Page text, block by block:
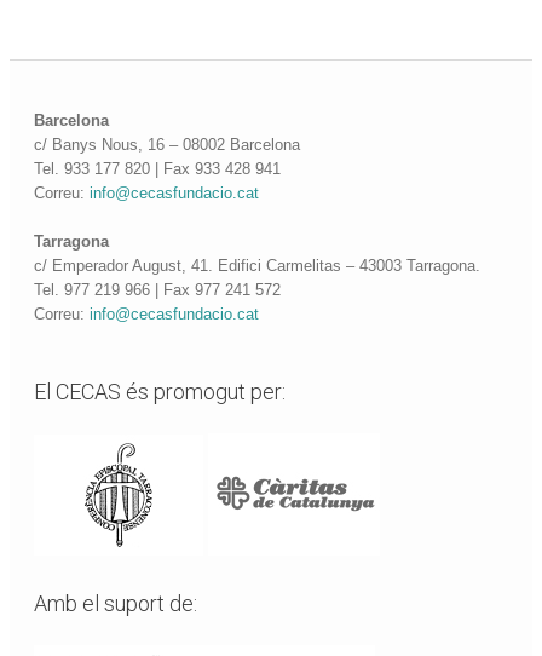
Barcelona
c/ Banys Nous, 16 – 08002 Barcelona
Tel. 933 177 820 | Fax 933 428 941
Correu:info@cecasfundacio.cat
Tarragona
c/ Emperador August, 41. Edifici Carmelitas – 43003 Tarragona.
Tel. 977 219 966 | Fax 977 241 572
Correu:info@cecasfundacio.cat
El CECAS és promogut per:
Amb el suport de: